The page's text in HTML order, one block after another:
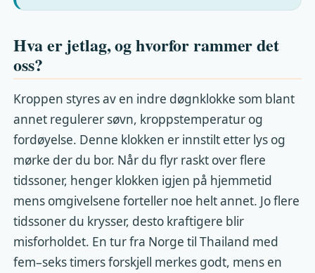
Hva er jetlag, og hvorfor rammer det
oss?
Kroppen styres av en indre døgnklokke som blant
annet regulerer søvn, kroppstemperatur og
fordøyelse. Denne klokken er innstilt etter lys og
mørke der du bor. Når du flyr raskt over flere
tidssoner, henger klokken igjen på hjemmetid
mens omgivelsene forteller noe helt annet. Jo flere
tidssoner du krysser, desto kraftigere blir
misforholdet. En tur fra Norge til Thailand med
fem–seks timers forskjell merkes godt, mens en